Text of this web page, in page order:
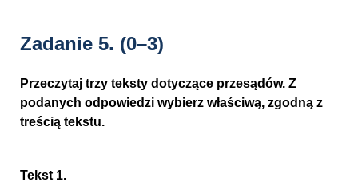
Zadanie 5. (0–3)
Przeczytaj trzy teksty dotyczące przesądów. Z
podanych odpowiedzi wybierz właściwą, zgodną z
treścią tekstu.
Tekst 1.